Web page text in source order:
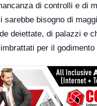
di controlli e di
sarebbe bisogno di
deiettate, di palazzi e
per il